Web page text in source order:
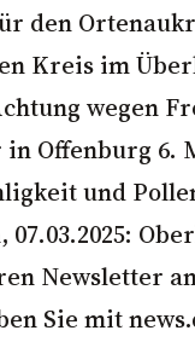
den
Kreis im
wegen
Offenburg 6.
und
Newsletter
Sie mit